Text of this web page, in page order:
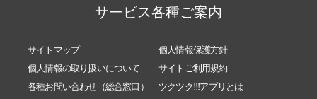
サービス各種ご案内
サイトマップ
個人情報保護方針
個人情報の取り扱いについて
サイトご利用規約
各種お問い合わせ（総合窓口）
ツクツク!!!アプリとは